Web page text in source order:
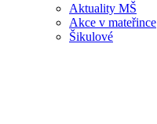
Aktuality MŠ
Akce v mateřince
Šikulové